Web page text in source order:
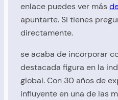
enlace puedes ver más
apuntarte. Si tienes
directamente.
se acaba de incorporar
destacada figura en la
global. Con 30 años de
influyente en una de las